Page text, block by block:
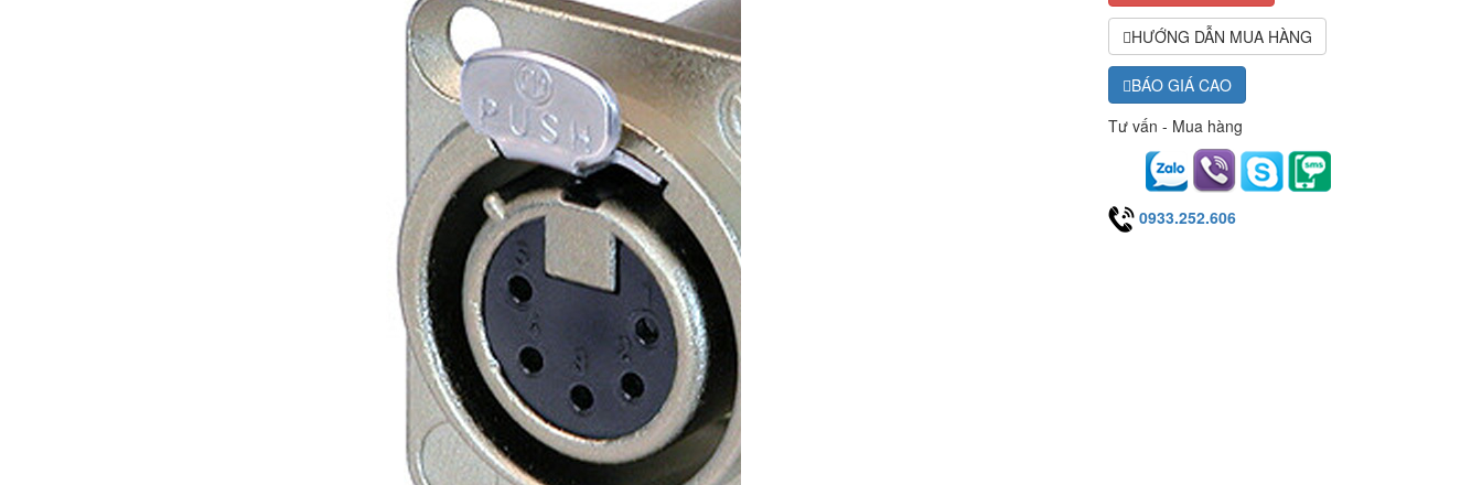
HƯỚNG DẪN MUA HÀNG
BÁO GIÁ CAO
Tư vấn - Mua hàng
0933.252.606